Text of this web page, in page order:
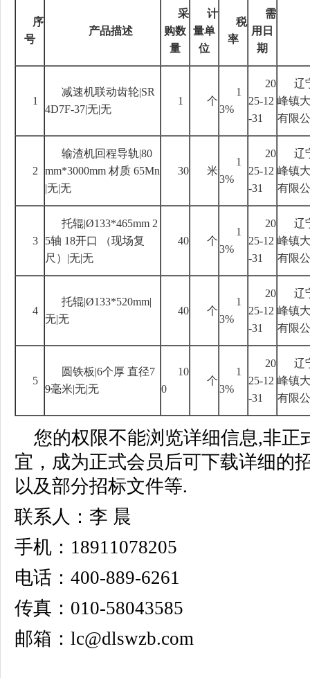
序
号
产品描述
采
购数
量
计
量单
位
税
率
需
用日
期
1
减速机联动齿轮|SR
4D7F-37|无|无
1 个
1
3%
20
25-12
-31
辽
峰镇
有限
2
输渣机回程导轨|80
mm*3000mm 材质 65Mn
|无|无
30 米
1
3%
20
25-12
-31
辽
峰镇
有限
3
托辊|Ø133*465mm 2
5轴 18开口 （现场复
尺） |无|无
40 个
1
3%
20
25-12
-31
辽
峰镇
有限
4
托辊|Ø133*520mm|
无|无
40 个
1
3%
20
25-12
-31
辽
峰镇
有限
5
圆铁板|6个厚 直径7
9毫米|无|无
10
0
个
1
3%
20
25-12
-31
辽
峰镇
有限
您的权限不能浏览详细信息,非正
宜，成为正式会员后可下载详细的
以及部分招标文件等.
联系人：李 晨
手机：18911078205
电话：400-889-6261
传真：010-58043585
邮箱：lc@dlswzb.com